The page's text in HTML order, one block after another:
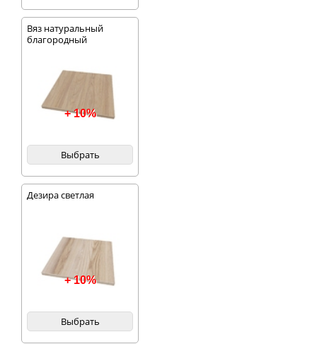
Вяз натуральный
благородный
+ 10%
Выбрать
Дезира светлая
+ 10%
Выбрать